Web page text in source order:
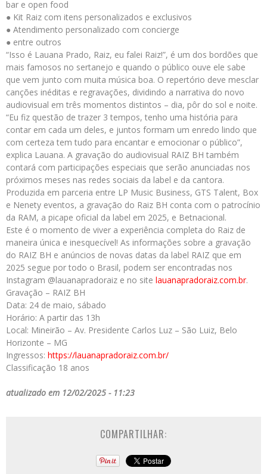
bar e open food
● Kit Raiz com itens personalizados e exclusivos
● Atendimento personalizado com concierge
● entre outros
“Isso é Lauana Prado, Raiz, eu falei Raiz!”, é um dos bordões que
mais famosos no sertanejo e quando o público ouve ele sabe
que vem junto com muita música boa. O repertório deve mesclar
canções inéditas e regravações, dividindo a narrativa do novo
audiovisual em três momentos distintos – dia, pôr do sol e noite.
“Eu fiz questão de trazer 3 tempos, tenho uma história para
contar em cada um deles, e juntos formam um enredo lindo que
com certeza tem tudo para encantar e emocionar o público”,
explica Lauana. A gravação do audiovisual RAIZ BH também
contará com participações especiais que serão anunciadas nos
próximos meses nas redes sociais da label e da cantora.
Produzida em parceria entre LP Music Business, GTS Talent, Box
e Nenety eventos, a gravação do Raiz BH conta com o patrocínio
da RAM, a picape oficial da label em 2025, e Betnacional.
Este é o momento de viver a experiência completa do Raiz de
maneira única e inesquecível! As informações sobre a gravação
do RAIZ BH e anúncios de novas datas da label RAIZ que em
2025 segue por todo o Brasil, podem ser encontradas nos
Instagram @lauanapradoraiz e no site lauanapradoraiz.com.br.
Gravação – RAIZ BH
Data: 24 de maio, sábado
Horário: A partir das 13h
Local: Mineirão – Av. Presidente Carlos Luz – São Luiz, Belo
Horizonte – MG
Ingressos: https://lauanapradoraiz.com.br/
Classificação 18 anos
atualizado em 12/02/2025 - 11:23
COMPARTILHAR: